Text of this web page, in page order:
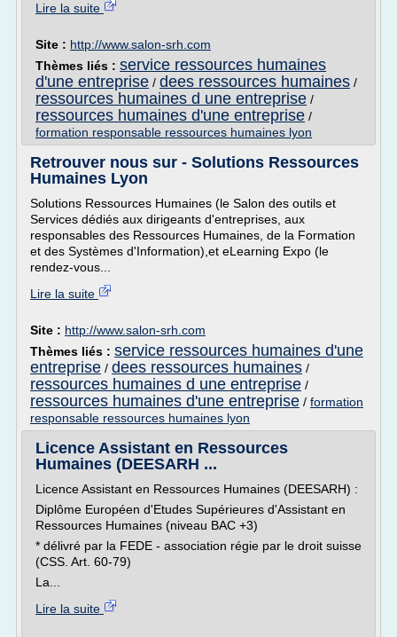
Lire la suite
Site : http://www.salon-srh.com
Thèmes liés : service ressources humaines
d'une entreprise / dees ressources humaines /
ressources humaines d une entreprise /
ressources humaines d'une entreprise /
formation responsable ressources humaines lyon
Retrouver nous sur - Solutions Ressources
Humaines Lyon
Solutions Ressources Humaines (le Salon des outils et
Services dédiés aux dirigeants d'entreprises, aux
responsables des Ressources Humaines, de la Formation
et des Systèmes d'Information),et eLearning Expo (le
rendez-vous...
Lire la suite
Site : http://www.salon-srh.com
Thèmes liés : service ressources humaines d'une
entreprise / dees ressources humaines /
ressources humaines d une entreprise /
ressources humaines d'une entreprise / formation
responsable ressources humaines lyon
Licence Assistant en Ressources
Humaines (DEESARH ...
Licence Assistant en Ressources Humaines (DEESARH) :
Diplôme Européen d'Etudes Supérieures d'Assistant en
Ressources Humaines (niveau BAC +3)
* délivré par la FEDE - association régie par le droit suisse
(CSS. Art. 60-79)
La...
Lire la suite